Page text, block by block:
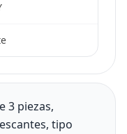
3 piezas,
tipo